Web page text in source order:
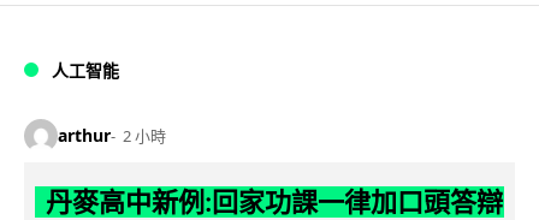
人工智能
arthur 2 小時
丹麥高中新例:回家功課一律加口頭答辯